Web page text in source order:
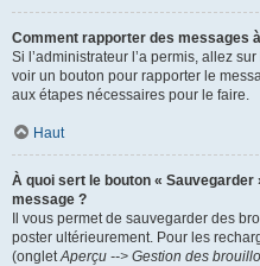
Comment rapporter des messages
Si l’administrateur l’a permis, allez
voir un bouton pour rapporter le
aux étapes nécessaires pour le faire.
Haut
À quoi sert le bouton « Sauvegarder
message ?
Il vous permet de sauvegarder des
poster ultérieurement. Pour les
(onglet Aperçu --> Gestion des